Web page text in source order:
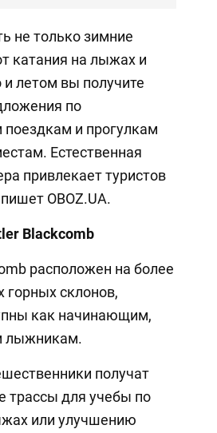
не только зимние
катания на лыжах и
и летом вы получите
по
и прогулкам
Естественная
привлекает туристов
OBOZ.UA.
Blackcomb
расположен на более
горных склонов,
как начинающим,
лыжникам.
получат
трассы для учебы по
или улучшению